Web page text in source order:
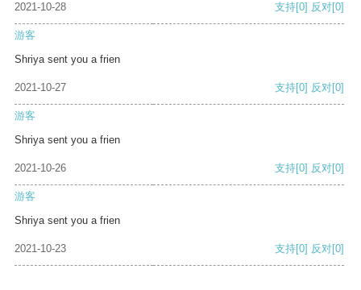
2021-10-28 支持[0] 反对[0]
游客
Shriya sent you a frien
2021-10-27 支持[0] 反对[0]
游客
Shriya sent you a frien
2021-10-26 支持[0] 反对[0]
游客
Shriya sent you a frien
2021-10-23 支持[0] 反对[0]